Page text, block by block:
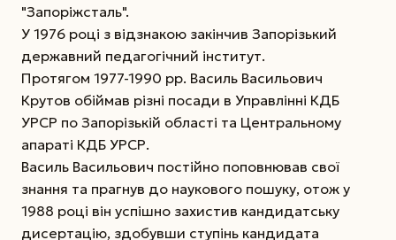
"Запоріжсталь".
У 1976 році з відзнакою закінчив Запорізький
державний педагогічний інститут.
Протягом 1977-1990 рр. Василь Васильович
Крутов обіймав різні посади в Управлінні КДБ
УРСР по Запорізькій області та Центральному
апараті КДБ УРСР.
Василь Васильович постійно поповнював свої
знання та прагнув до наукового пошуку, отож у
1988 році він успішно захистив кандидатську
дисертацію, здобувши ступінь кандидата